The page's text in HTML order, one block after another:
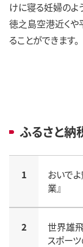
けに寝る妊婦のよ
徳之島空港近くや
ることができます。
ふるさと
1
おいで
業』
2
世界雄飛
スポー